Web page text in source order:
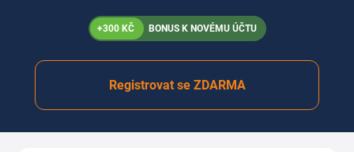
+300 KČ BONUS K NOVÉMU ÚČTU
Registrovat se ZDARMA